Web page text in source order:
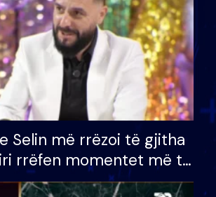
Selin më rrëzoi të gjitha
rrëfen momentet më të
e BB VIP: Do më